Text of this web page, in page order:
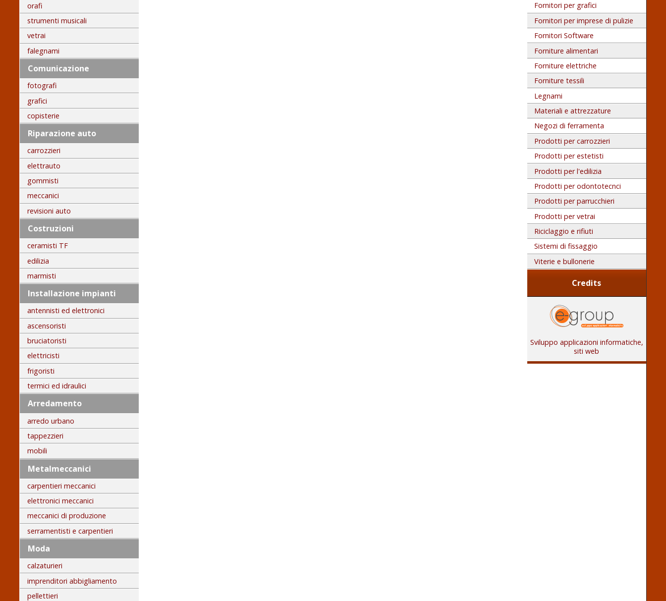
orafi
strumenti musicali
vetrai
falegnami
Comunicazione
fotografi
grafici
copisterie
Riparazione auto
carrozzieri
elettrauto
gommisti
meccanici
revisioni auto
Costruzioni
ceramisti TF
edilizia
marmisti
Installazione impianti
antennisti ed elettronici
ascensoristi
bruciatoristi
elettricisti
frigoristi
termici ed idraulici
Arredamento
arredo urbano
tappezzieri
mobili
Metalmeccanici
carpentieri meccanici
elettronici meccanici
meccanici di produzione
serramentisti e carpentieri
Moda
calzaturieri
imprenditori abbigliamento
pellettieri
Fornitori per grafici
Fornitori per imprese di pulizie
Fornitori Software
Forniture alimentari
Forniture elettriche
Forniture tessili
Legnami
Materiali e attrezzature
Negozi di ferramenta
Prodotti per carrozzieri
Prodotti per estetisti
Prodotti per l'edilizia
Prodotti per odontotecnci
Prodotti per parrucchieri
Prodotti per vetrai
Riciclaggio e rifiuti
Sistemi di fissaggio
Viterie e bullonerie
Credits
Sviluppo applicazioni informatiche,
siti web